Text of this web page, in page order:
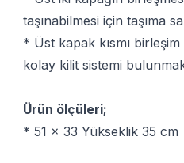
taşınabilmesi için taşıma
* Üst kapak kısmı
kolay kilit sistemi
Ürün ölçüleri;
* 51 x 33 Yükseklik 35 cm